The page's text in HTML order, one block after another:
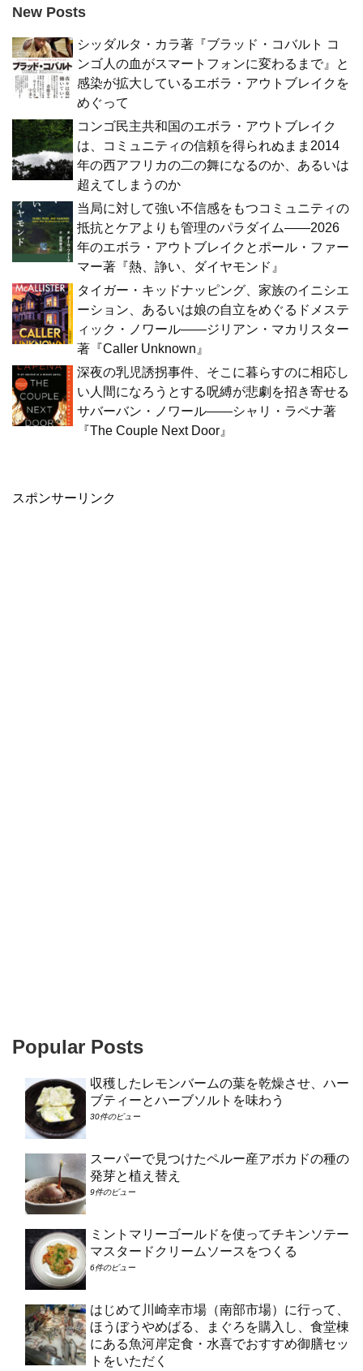
New Posts
シッダルタ・カラ著『ブラッド・コバルト コ
ンゴ人の血がスマートフォンに変わるまで』と
感染が拡大しているエボラ・アウトブレイクを
めぐって
コンゴ民主共和国のエボラ・アウトブレイク
は、コミュニティの信頼を得られぬまま2014
年の西アフリカの二の舞になるのか、あるいは
超えてしまうのか
当局に対して強い不信感をもつコミュニティの
抵抗とケアよりも管理のパラダイム――2026
年のエボラ・アウトブレイクとポール・ファー
マー著『熱、諍い、ダイヤモンド』
タイガー・キッドナッピング、家族のイニシエ
ーション、あるいは娘の自立をめぐるドメステ
ィック・ノワール――ジリアン・マカリスター
著『Caller Unknown』
深夜の乳児誘拐事件、そこに暮らすのに相応し
い人間になろうとする呪縛が悲劇を招き寄せる
サバーバン・ノワール――シャリ・ラペナ著
『The Couple Next Door』
スポンサーリンク
Popular Posts
収穫したレモンバームの葉を乾燥させ、ハー
ブティーとハーブソルトを味わう
30件のビュー
スーパーで見つけたペルー産アボカドの種の
発芽と植え替え
9件のビュー
ミントマリーゴールドを使ってチキンソテー
マスタードクリームソースをつくる
6件のビュー
はじめて川崎幸市場（南部市場）に行って、
ほうぼうやめばる、まぐろを購入し、食堂棟
にある魚河岸定食・水喜でおすすめ御膳セッ
トをいただく